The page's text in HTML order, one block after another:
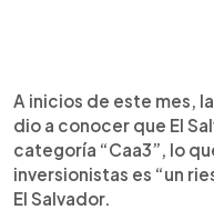
A inicios de este mes,
dio a conocer que El
categoría “Caa3”, lo
inversionistas es “un
El Salvador.